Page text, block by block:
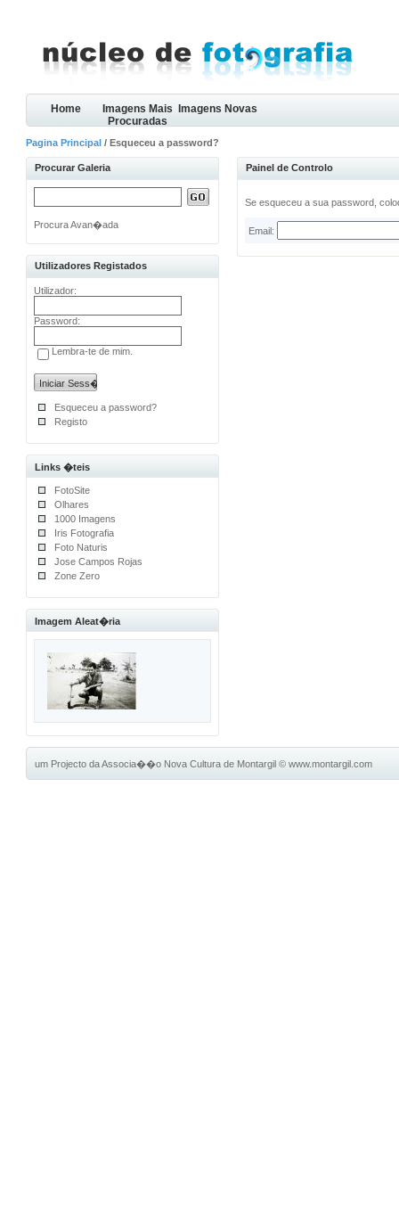
Home
Imagens Mais
Procuradas
Imagens Novas
Pagina Principal / Esqueceu a password?
Procurar Galeria
Procura Avan�ada
Utilizadores Registados
Utilizador:
Password:
Lembra-te de mim.
Esqueceu a password?
Registo
Links �teis
FotoSite
Olhares
1000 Imagens
Iris Fotografia
Foto Naturis
Jose Campos Rojas
Zone Zero
Imagem Aleat�ria
Painel de Controlo
Se esqueceu a sua password,
Email:
um Projecto da Associa��o Nova Cultura de Montargil©www.montargil.com